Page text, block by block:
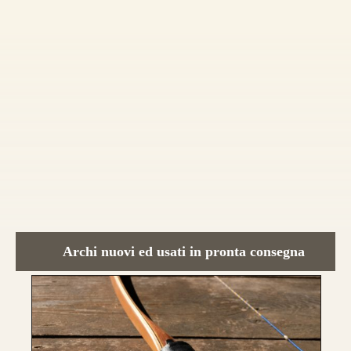
nei colori e nelle essenza ad HELIOS.
Rispetto ad Helios, Alben segue le
caratteristiche del modello Ashramcon 4
Archi nuovi ed usati in pronta consegna